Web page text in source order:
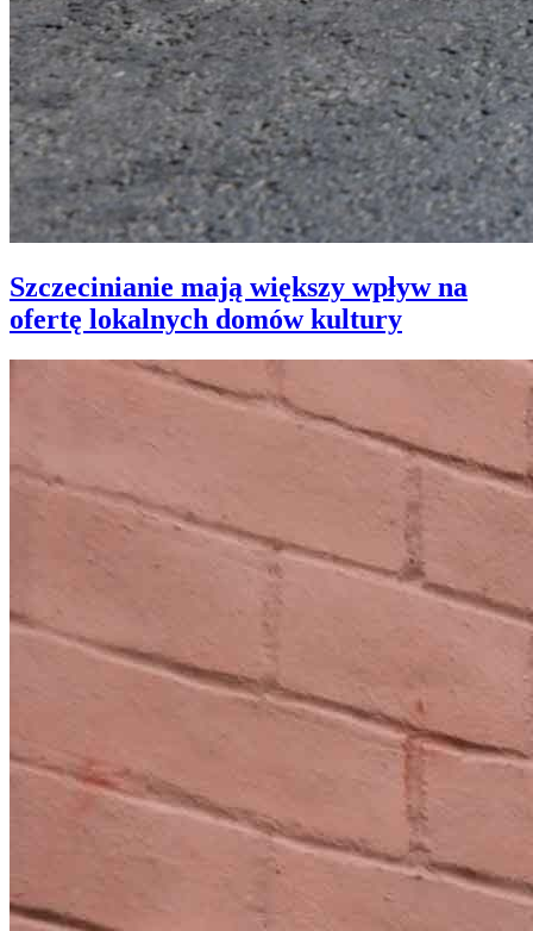
Szczecinianie mają większy wpływ na
ofertę lokalnych domów kultury